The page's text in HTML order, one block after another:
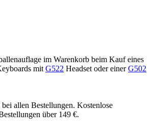
im Warenkorb beim Kauf eines
mitG522 Headset oder einerG502
allen Bestellungen. Kostenlose
über 149 €.